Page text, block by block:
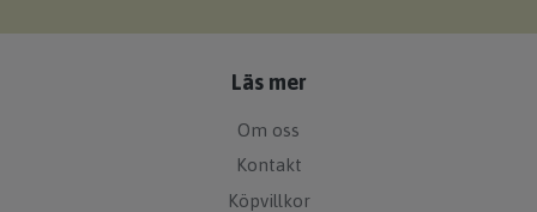
Läs mer
Om oss
Kontakt
Köpvillkor